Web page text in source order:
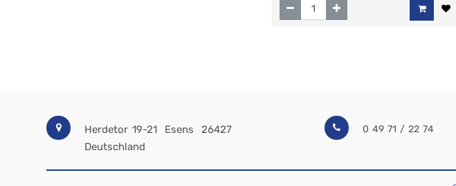
Herdetor 19-21 Esens
26427
Deutschland
0 49 71 / 22 74